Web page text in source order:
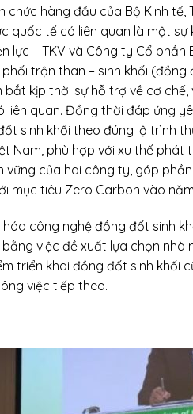
hàng đầu của Bộ Kinh tế,
quốc tế có liên quan là một sự
– TKV và Công ty Cổ phần
trộn than – sinh khối (đồng
kịp thời sự hỗ trợ về cơ chế,
quan. Đồng thời đáp ứng
sinh khối theo đúng lộ trình
Nam, phù hợp với xu thế phát
của hai công ty, góp
mục tiêu Zero Carbon vào
công nghệ đồng đốt sinh
việc đề xuất lựa chọn nhà
triển khai đồng đốt sinh khối
việc tiếp theo.